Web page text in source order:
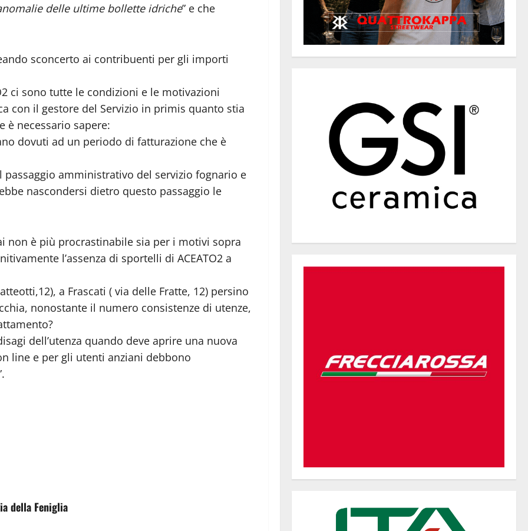
delle ultime bollette idriche” e che
sconcerto ai contribuenti per gli importi
ci sono tutte le condizioni e le motivazioni
con il gestore del Servizio in primis quanto stia
è necessario sapere:
dovuti ad un periodo di fatturazione che è
passaggio amministrativo del servizio fognario e
nascondersi dietro questo passaggio le
non è più procrastinabile sia per i motivi sopra
l’assenza di sportelli di ACEATO2 a
a Frascati ( via delle Fratte, 12) persino
nonostante il numero consistenze di utenze,
dell’utenza quando deve aprire una nuova
line e per gli utenti anziani debbono
della Feniglia